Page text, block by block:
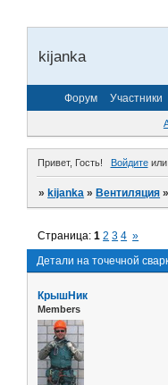
kijanka
Форум Участники
Привет, Гость! Войдитеили
»kijanka »Вентиляция
Детали на точечной
Страница:1 2 3 4 »
КрышНик
Members